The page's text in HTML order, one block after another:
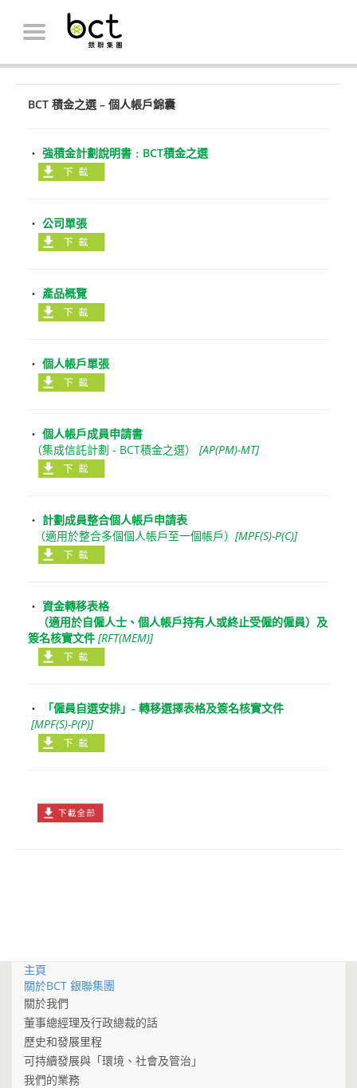
BCT 積金之選 – 個人帳戶錦囊
‧ 強積金計劃說明書﹕BCT積金之選
‧ 公司單張
‧ 產品概覽
‧ 個人帳戶單張
‧ 個人帳戶成員申請書
（集成信託計劃 - BCT積金之選） [AP(PM)-MT]
‧ 計劃成員整合個人帳戶申請表
（適用於整合多個個人帳戶至一個帳戶） [MPF(S)-P(C)]
‧ 資金轉移表格
（適用於自僱人士、個人帳戶持有人或終止受僱的僱員）及
簽名核實文件 [RFT(MEM)]
‧
「僱員自選安排」- 轉移選擇表格及簽名核實文件
[MPF(S)-P(P)]
主頁
關於BCT 銀聯集團
關於我們
董事總經理及行政總裁的話
歷史和發展里程
可持續發展與「環境、社會及管治」
我們的業務